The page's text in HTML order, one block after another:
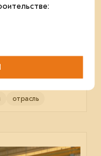
коксовую
отрасль